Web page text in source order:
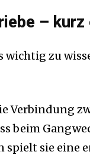
–
zu
Verbindung
beim
sie eine